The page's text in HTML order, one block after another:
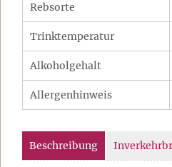
Rebsorte
Trinktemperatur
Alkoholgehalt
Allergenhinweis
Beschreibung